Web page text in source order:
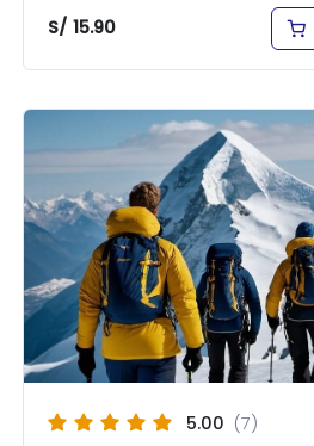
S/ 15.90
5.00 (7)